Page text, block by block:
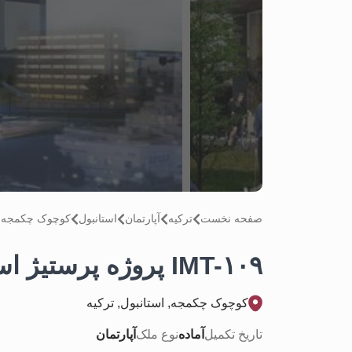
صفحه نخست تركيه آپارتمان استانبول کوچوک چکمجه
IMT-۱۰۹ پروژه پرستیژ استانبول
کوچوک چکمجه, استانبول, تركيه
تاریخ تکمیل آمادهنوع ملک آپارتمان